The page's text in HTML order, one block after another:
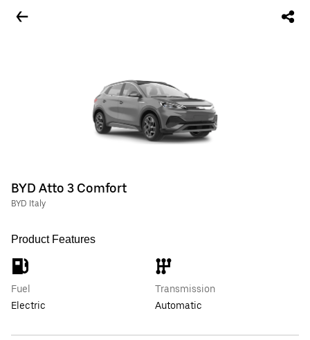
BYD Atto 3 Comfort
BYD Italy
Product Features
Fuel
Electric
Transmission
Automatic